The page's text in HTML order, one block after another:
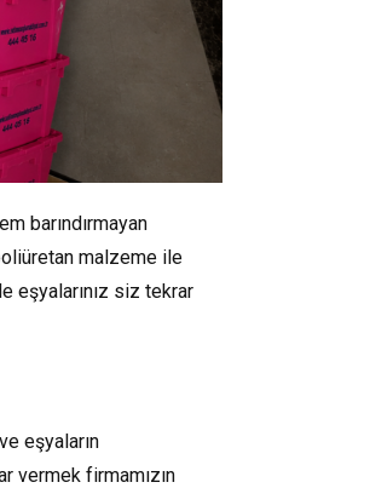
barındırmayan
malzeme ile
eşyalarınız siz tekrar
eşyaların
vermek firmamızın